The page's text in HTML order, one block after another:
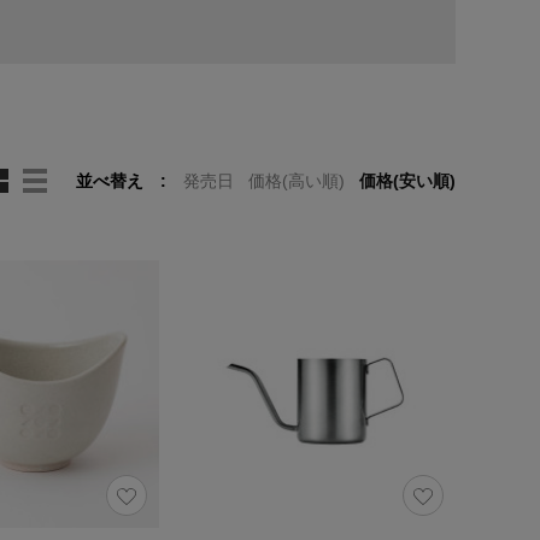
並べ替え 発売日 価格(高い順) 価格(安い順)